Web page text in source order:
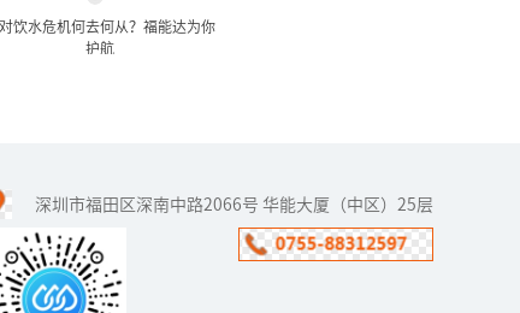
饮水危机何去何从？福能达为你
护航
面对严峻的水环境状况，
经历了数次城市自来水污
染事件,于是有部分人用上
深圳市福田区深南中路2066号 华能大厦（中区）25层